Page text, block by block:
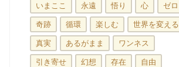
いまここ
永遠 悟り 心
ゼロ
奇跡
循環 楽しむ
世界を変える
真実
あるがまま
ワンネス
引き寄せ
幻想 存在 自由